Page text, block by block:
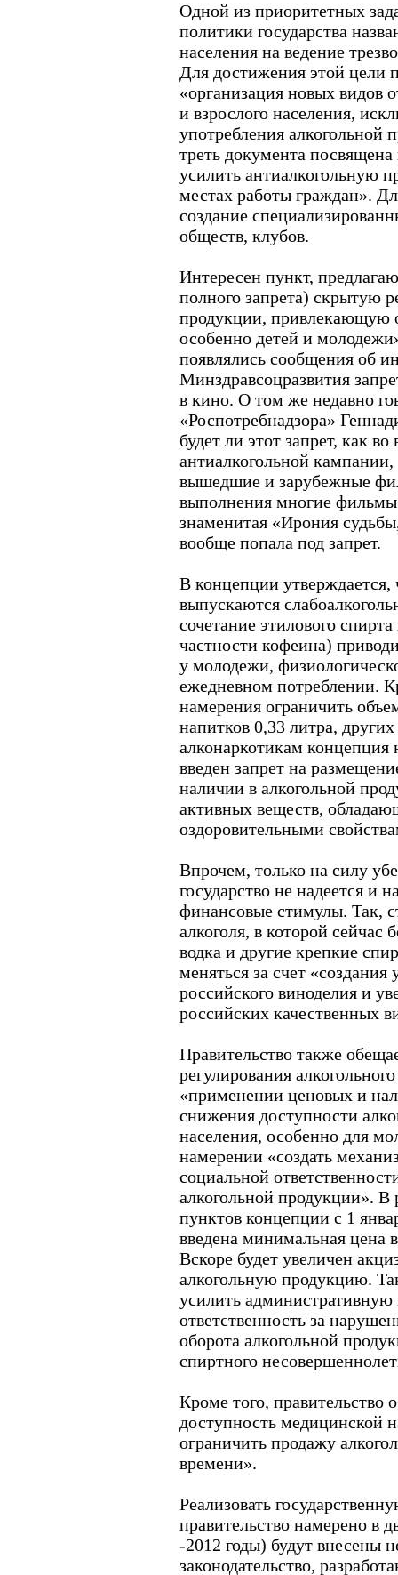
Одной из приоритетных
политики государства
населения на ведение
Для достижения этой цели
«организация новых видов
и взрослого населения,
употребления алкогольной
треть документа
усилить антиалкогольную
местах работы граждан».
создание
обществ, клубов.
Интересен пункт,
полного запрета) скрытую
продукции, привлекающую
особенно детей и
появлялись сообщения об
Минздравсоцразвития
в кино. О том же недавно
«Роспотребнадзора»
будет ли этот запрет, как
антиалкогольной кампании,
вышедшие и зарубежные
выполнения многие
знаменитая «Ирония
вообще попала под запрет.
В концепции утверждается,
выпускаются
сочетание этилового
частности кофеина)
у молодежи,
ежедневном потреблении.
намерения ограничить
напитков 0,33 литра,
алконаркотикам концепция
введен запрет на
наличии в алкогольной
активных веществ,
оздоровительными
Впрочем, только на силу
государство не надеется и
финансовые стимулы. Так,
алкоголя, в которой сейчас
водка и другие крепкие
меняться за счет «создания
российского виноделия и
российских качественных
Правительство также
регулирования
«применении ценовых и
снижения доступности
населения, особенно для
намерении «создать
социальной
алкогольной продукции». В
пунктов концепции с 1
введена минимальная цена
Вскоре будет увеличен
алкогольную продукцию.
усилить административную
ответственность за
оборота алкогольной
спиртного
Кроме того, правительство
доступность медицинской
ограничить продажу
времени».
Реализовать
правительство намерено в
-2012 годы) будут внесены
законодательство,